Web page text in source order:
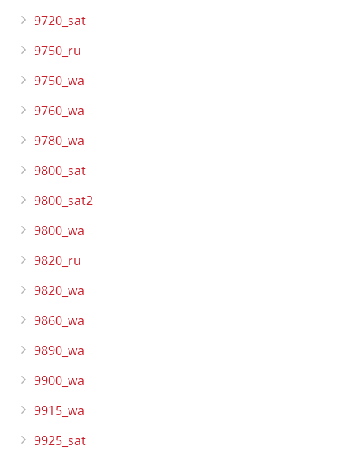
9720_sat
9750_ru
9750_wa
9760_wa
9780_wa
9800_sat
9800_sat2
9800_wa
9820_ru
9820_wa
9860_wa
9890_wa
9900_wa
9915_wa
9925_sat